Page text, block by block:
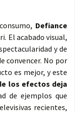
Defiance
El acabado visual,
y de
convencer. No por
es mejor, y este
los efectos deja
de ejemplos que
recientes,